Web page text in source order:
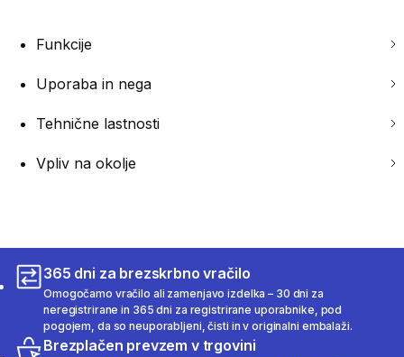
Funkcije
Uporaba in nega
Tehnične lastnosti
Vpliv na okolje
365 dni za brezskrbno vračilo
Omogočamo vračilo ali zamenjavo izdelka – 30 dni za
neregistrirane in 365 dni za registrirane uporabnike, pod
pogojem, da so neuporabljeni, čisti in v originalni embalaži.
Brezplačen prevzem v trgovini